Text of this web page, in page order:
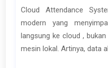
Cloud Attendance
modern yang
langsung ke cloud ,
mesin lokal. Artinya, data